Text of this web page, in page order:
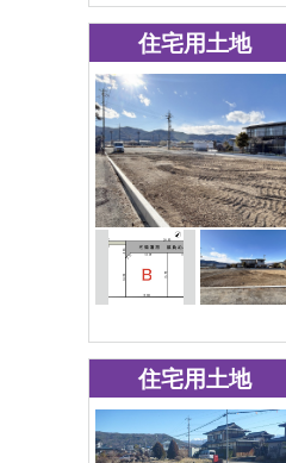
住宅用土地
住宅用土地